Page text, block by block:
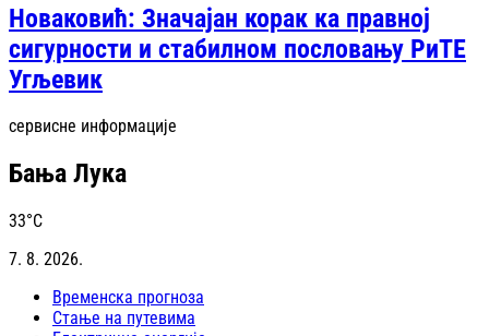
Новаковић: Значајан корак ка правној
сигурности и стабилном пословању РиТЕ
Угљевик
сервисне информације
Бања Лука
33°C
7. 8. 2026.
Временска прогноза
Стање на путевима